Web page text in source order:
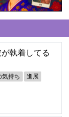
執着してる
気持ち 進展